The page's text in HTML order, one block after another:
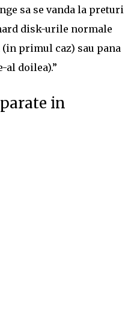
sa se vanda la preturi
disk-urile normale
primul caz) sau pana
doilea).”
in